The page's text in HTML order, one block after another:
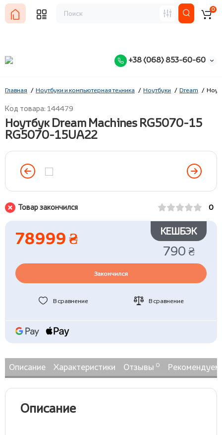
+38 (068) 853-60-60
0
Главная Ноутбуки и компьютерная техника Ноутбуки Dream
Код товара: 144479
Ноутбук Dream Machines RG5070-15
RG5070-15UA22
Товар закончился 0
78999 ₴ КЕШБЭК
790 ₴
Закончился
В сравнение В сравнение
Описание Характеристики Отзывы 0
Описание